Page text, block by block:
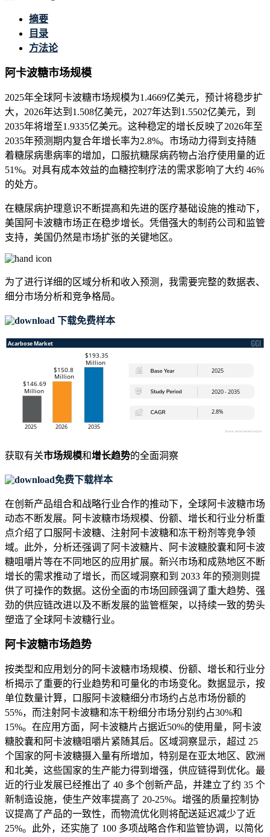
摘要
目录
方法论
阿卡波糖市场规模
2025年全球阿卡波糖市场规模为1.4669亿美元，预计将稳步扩
大，2026年达到1.508亿美元，2027年达到1.5502亿美元，到
2035年将增至1.9335亿美元。这种稳定的增长反映了2026年至
2035年预测期内复合年增长率为2.8%。市场动力得到支持随
着糖尿病患病率的增加，口服抗糖尿病药物占治疗使用量的近
51%。对具有成本效益的血糖控制疗法的需求影响了大约 46%
的处方。
在糖尿病护理意识不断提高和先进的医疗基础设施的推动下，
美国阿卡波糖市场正在稳步增长。凭借强大的制药公司和监管
支持，美国仍然是市场扩张的关键地区。
为了进行详细的区域分析和收入预测，我需要完整的数据表、
细分市场分析和竞争格局。
下载免费样本
获取有关市场规模和增长趋势的全面洞察
免费下载样本
在创新产品组合和战略行业合作的推动下，全球阿卡波糖市场
动态不断发展。阿卡波糖市场规模、份额、增长和行业分析重
点介绍了口服阿卡波糖、注射阿卡波糖和冻干粉剂等竞争领
域。此外，分析还强调了阿卡波糖片、阿卡波糖胶囊和阿卡波
糖咀嚼片等在不同地区的应用扩展。新兴市场和成熟地区不断
增长的需求推动了增长，而区域洞察和到 2033 年的预测则提
供了可操作的数据。这份全面的市场回顾强调了重大趋势、强
劲的供应链改进以及不断发展的监管框架，以持续一致的势头
塑造了全球阿卡波糖行业。
阿卡波糖市场趋势
按类型和应用划分的阿卡波糖市场规模、份额、增长和行业分
析揭示了重要的行业趋势和可量化的市场变化。数据显示，按
单位数量计算，口服阿卡波糖细分市场约占总市场份额的
55%，而注射阿卡波糖和冻干粉细分市场分别约占30%和
15%。在应用方面，阿卡波糖片占据近50%的使用量，阿卡波
糖胶囊和阿卡波糖咀嚼片紧随其后。区域洞察显示，超过 25
个国家的阿卡波糖摄入量有所增加，特别是在亚太地区、欧洲
和北美，这些国家的生产能力得到增强，供应链得到优化。最
近的行业发展已经推出了 40 多个创新产品，并建立了约 35 个
新制造设施，使生产效率提高了 20-25%。增强的质量控制协
议提高了产品的一致性，而物流优化则将配送延迟减少了近
25%。此外，还实施了 100 多项战略合作和监管协调，以简化